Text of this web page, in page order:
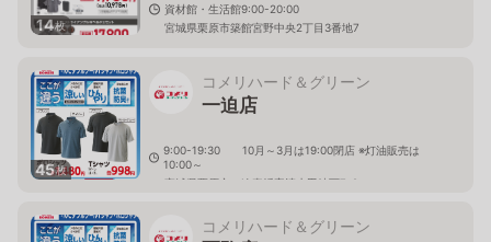
14枚
資材館・生活館9:00-20:00
宮城県栗原市築館宮野中央2丁目3番地7
45枚
コメリハード＆グリーン
一迫店
9:00-19:30 10月～3月は19:00閉店 ※灯油販売は
10:00～
宮城県栗原市一迫真坂字清水田崎下7-2
コメリハード＆グリーン